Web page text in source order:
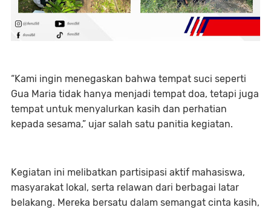
“Kami ingin menegaskan bahwa tempat suci seperti
Gua Maria tidak hanya menjadi tempat doa, tetapi juga
tempat untuk menyalurkan kasih dan perhatian
kepada sesama,” ujar salah satu panitia kegiatan.
Kegiatan ini melibatkan partisipasi aktif mahasiswa,
masyarakat lokal, serta relawan dari berbagai latar
belakang. Mereka bersatu dalam semangat cinta kasih,